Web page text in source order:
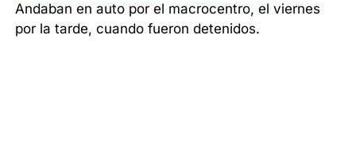
Andaban en auto por el macrocentro, el viernes
por la tarde, cuando fueron detenidos.